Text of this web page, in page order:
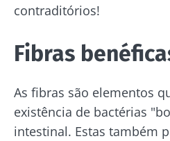
contraditórios!
Fibras
As fibras são elementos
existência de bactérias
intestinal. Estas também